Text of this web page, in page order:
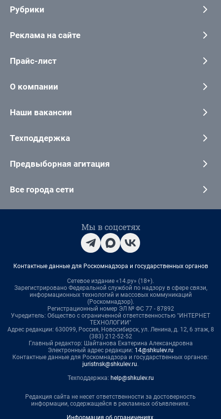
Рубрики
Реклама на сайте
Прайс-лист
О компании
Наши вакансии
Техподдержка
Предвыборная агитация
Все города сети
Мы в соцсетях
Контактные данные для Роскомнадзора и государственных органов
Сетевое издание «14.ру» (18+).
Зарегистрировано Федеральной службой по надзору в сфере связи,
информационных технологий и массовых коммуникаций
(Роскомнадзор).
Регистрационный номер ЭЛ № ФС 77 - 87892
Учредитель: Общество с ограниченной ответственностью "ИНТЕРНЕТ
ТЕХНОЛОГИИ"
Адрес редакции: 630099, Россия, Новосибирск, ул. Ленина, д. 12, 6 этаж, 8
(383) 212-52-52
Главный редактор: Шайтанова Екатерина Александровна
Электронный адрес редакции: 14@shkulev.ru
Контактные данные для Роскомнадзора и государственных органов:
juristnsk@shkulev.ru.
Техподдержка: help@shkulev.ru
Редакция сайта не несет ответственности за достоверность
информации, содержащейся в рекламных объявлениях.